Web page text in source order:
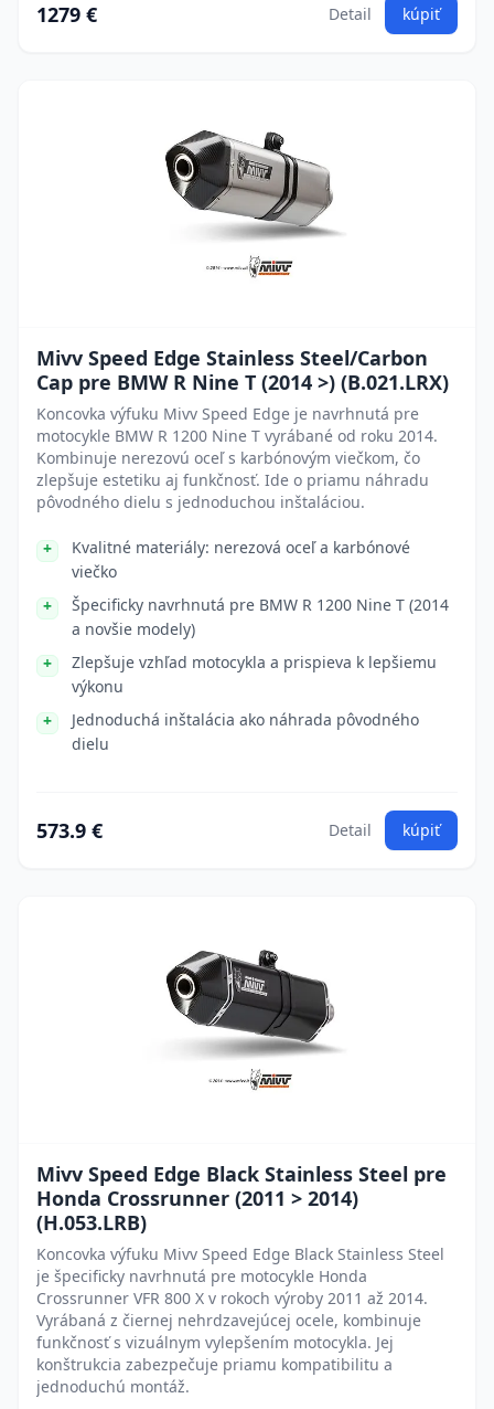
1279 € Detail kúpiť
Mivv Speed Edge Stainless Steel/Carbon
Cap pre BMW R Nine T (2014 >) (B.021.LRX)
Koncovka výfuku Mivv Speed Edge je navrhnutá pre
motocykle BMW R 1200 Nine T vyrábané od roku 2014.
Kombinuje nerezovú oceľ s karbónovým viečkom, čo
zlepšuje estetiku aj funkčnosť. Ide o priamu náhradu
pôvodného dielu s jednoduchou inštaláciou.
Kvalitné materiály: nerezová oceľ a karbónové
viečko
Špecificky navrhnutá pre BMW R 1200 Nine T (2014
a novšie modely)
Zlepšuje vzhľad motocykla a prispieva k lepšiemu
výkonu
Jednoduchá inštalácia ako náhrada pôvodného
dielu
573.9 € Detail kúpiť
Mivv Speed Edge Black Stainless Steel pre
Honda Crossrunner (2011 > 2014)
(H.053.LRB)
Koncovka výfuku Mivv Speed Edge Black Stainless Steel
je špecificky navrhnutá pre motocykle Honda
Crossrunner VFR 800 X v rokoch výroby 2011 až 2014.
Vyrábaná z čiernej nehrdzavejúcej ocele, kombinuje
funkčnosť s vizuálnym vylepšením motocykla. Jej
konštrukcia zabezpečuje priamu kompatibilitu a
jednoduchú montáž.